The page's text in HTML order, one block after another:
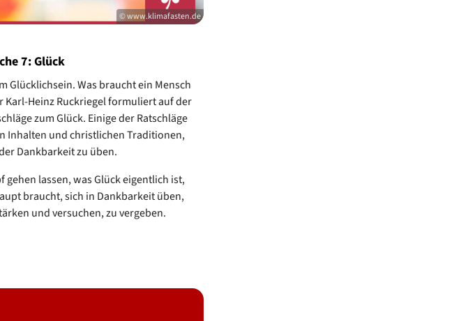
© www.klimafasten.de
7: Glück
Glücklichsein. Was braucht ein Mensch
Karl-Heinz Ruckriegel formuliert auf der
zum Glück. Einige der Ratschläge
Inhalten und christlichen Traditionen,
Dankbarkeit zu üben.
gehen lassen, was Glück eigentlich ist,
braucht, sich in Dankbarkeit üben,
und versuchen, zu vergeben.